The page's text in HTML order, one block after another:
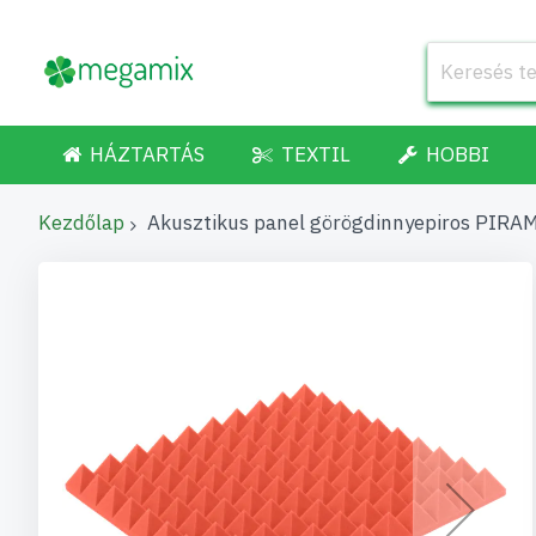
HÁZTARTÁS TEXTIL HOBBI
Kezdőlap Akusztikus panel görögdinnyepiros